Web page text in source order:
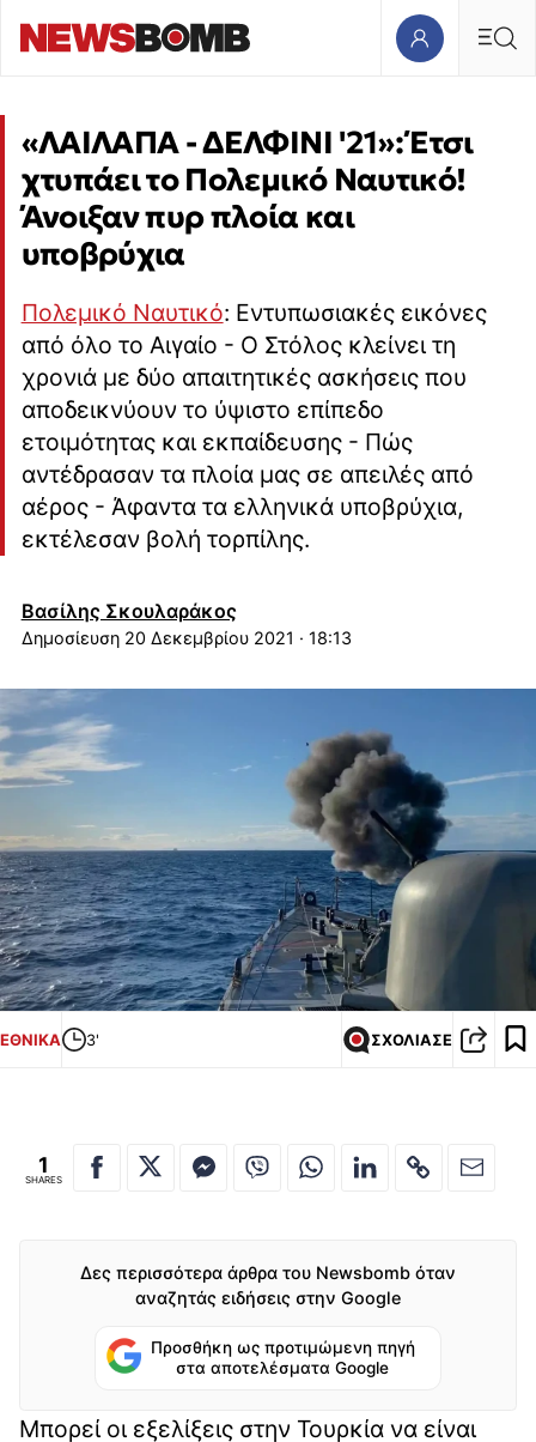
«ΛΑΙΛΑΠΑ - ΔΕΛΦΙΝΙ '21»: Έτσι
χτυπάει το Πολεμικό Ναυτικό!
Άνοιξαν πυρ πλοία και
υποβρύχια
Πολεμικό Ναυτικό: Εντυπωσιακές εικόνες
από όλο το Αιγαίο - Ο Στόλος κλείνει τη
χρονιά με δύο απαιτητικές ασκήσεις που
αποδεικνύουν το ύψιστο επίπεδο
ετοιμότητας και εκπαίδευσης - Πώς
αντέδρασαν τα πλοία μας σε απειλές από
αέρος - Άφαντα τα ελληνικά υποβρύχια,
εκτέλεσαν βολή τορπίλης.
Βασίλης Σκουλαράκος
20 Δεκεμβρίου 2021 · 18:13
ΕΘΝΙΚΑ 3' ΣΧΟΛΙΑΣΕ
1
SHARES
Δες περισσότερα άρθρα του Newsbomb όταν
αναζητάς ειδήσεις στην Google
Προσθήκη ως προτιμώμενη πηγή
στα αποτελέσματα Google
Μπορεί οι εξελίξεις στην Τουρκία να είναι